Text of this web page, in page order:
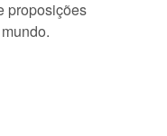
proposições